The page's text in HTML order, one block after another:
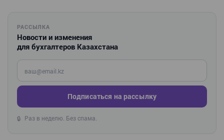
РАССЫЛКА
Новости и изменения
для бухгалтеров Казахстана
Введите ваш e-mail
Подписаться на рассылку
🔒 Раз в неделю. Без спама.